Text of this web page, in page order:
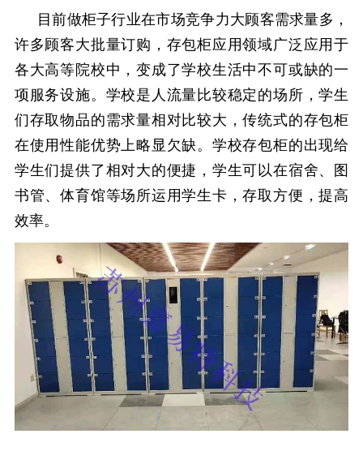
目前做柜子行业在市场竞争力大顾客需求量多，
许多顾客大批量订购，存包柜应用领域广泛应用于
各大高等院校中，变成了学校生活中不可或缺的一
项服务设施。学校是人流量比较稳定的场所，学生
们存取物品的需求量相对比较大，传统式的存包柜
在使用性能优势上略显欠缺。学校存包柜的出现给
学生们提供了相对大的便捷，学生可以在宿舍、图
书管、体育馆等场所运用学生卡，存取方便，提高
效率。